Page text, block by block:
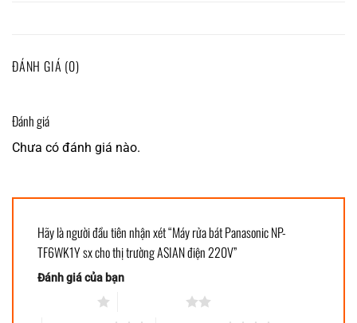
ĐÁNH GIÁ (0)
Đánh giá
Chưa có đánh giá nào.
Hãy là người đầu tiên nhận xét “Máy rửa bát Panasonic NP-
TF6WK1Y sx cho thị trường ASIAN điện 220V”
Đánh giá của bạn